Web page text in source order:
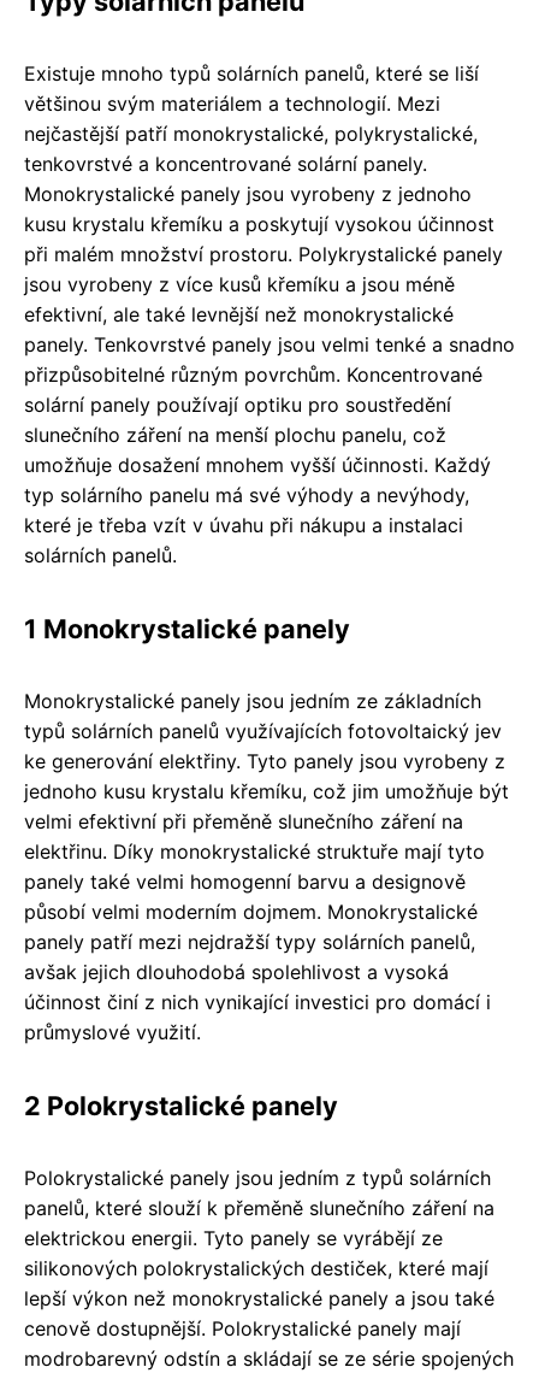
Existuje mnoho typů solárních panelů, které se liší
většinou svým materiálem a technologií. Mezi
nejčastější patří monokrystalické, polykrystalické,
tenkovrstvé a koncentrované solární panely.
Monokrystalické panely jsou vyrobeny z jednoho
kusu krystalu křemíku a poskytují vysokou účinnost
při malém množství prostoru. Polykrystalické panely
jsou vyrobeny z více kusů křemíku a jsou méně
efektivní, ale také levnější než monokrystalické
panely. Tenkovrstvé panely jsou velmi tenké a snadno
přizpůsobitelné různým povrchům. Koncentrované
solární panely používají optiku pro soustředění
slunečního záření na menší plochu panelu, což
umožňuje dosažení mnohem vyšší účinnosti. Každý
typ solárního panelu má své výhody a nevýhody,
které je třeba vzít v úvahu při nákupu a instalaci
solárních panelů.
1 Monokrystalické panely
Monokrystalické panely jsou jedním ze základních
typů solárních panelů využívajících fotovoltaický jev
ke generování elektřiny. Tyto panely jsou vyrobeny z
jednoho kusu krystalu křemíku, což jim umožňuje být
velmi efektivní při přeměně slunečního záření na
elektřinu. Díky monokrystalické struktuře mají tyto
panely také velmi homogenní barvu a designově
působí velmi moderním dojmem. Monokrystalické
panely patří mezi nejdražší typy solárních panelů,
avšak jejich dlouhodobá spolehlivost a vysoká
účinnost činí z nich vynikající investici pro domácí i
průmyslové využití.
2 Polokrystalické panely
Polokrystalické panely jsou jedním z typů solárních
panelů, které slouží k přeměně slunečního záření na
elektrickou energii. Tyto panely se vyrábějí ze
silikonových polokrystalických destiček, které mají
lepší výkon než monokrystalické panely a jsou také
cenově dostupnější. Polokrystalické panely mají
modrobarevný odstín a skládají se ze série spojených